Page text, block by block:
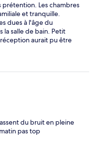
Les chambres
et tranquille.
dues à l'âge du
la salle de bain. Petit
aurait pu être
néanmoins.
du bruit en pleine
pas top